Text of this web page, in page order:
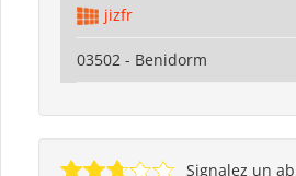
jizfr
03502 - Benidorm
Signalez un